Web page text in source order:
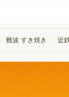
難波 すき焼き 近